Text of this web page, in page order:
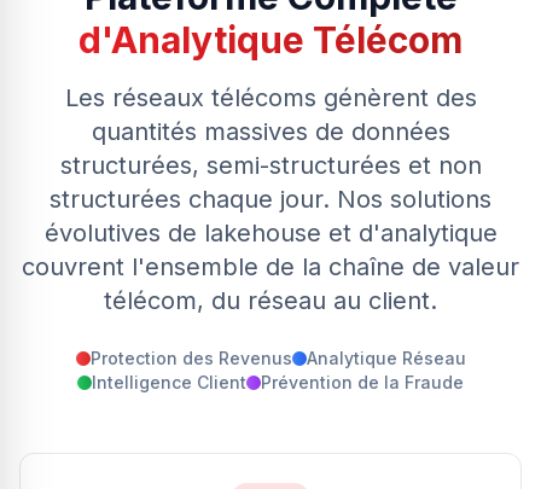
d'Analytique Télécom
Les réseaux télécoms génèrent des
quantités massives de données
structurées, semi-structurées et non
structurées chaque jour. Nos solutions
évolutives de lakehouse et d'analytique
couvrent l'ensemble de la chaîne de valeur
télécom, du réseau au client.
Protection des Revenus
Analytique Réseau
Intelligence Client
Prévention de la Fraude